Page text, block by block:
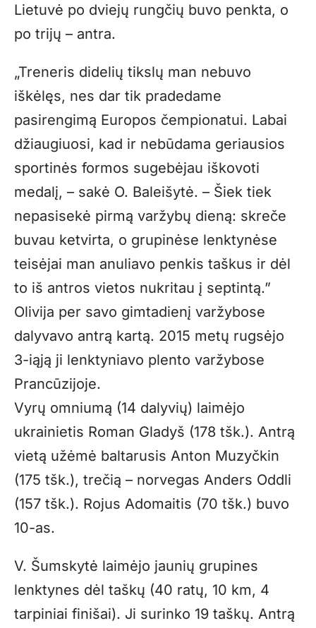
Lietuvė po dviejų rungčių buvo penkta, o
po trijų – antra.
„Treneris didelių tikslų man nebuvo
iškėlęs, nes dar tik pradedame
pasirengimą Europos čempionatui. Labai
džiaugiuosi, kad ir nebūdama geriausios
sportinės formos sugebėjau iškovoti
medalį, – sakė O. Baleišytė. – Šiek tiek
nepasisekė pirmą varžybų dieną: skreče
buvau ketvirta, o grupinėse lenktynėse
teisėjai man anuliavo penkis taškus ir dėl
to iš antros vietos nukritau į septintą.”
Olivija per savo gimtadienį varžybose
dalyvavo antrą kartą. 2015 metų rugsėjo
3-iąją ji lenktyniavo plento varžybose
Prancūzijoje.
Vyrų omniumą (14 dalyvių) laimėjo
ukrainietis Roman Gladyš (178 tšk.). Antrą
vietą užėmė baltarusis Anton Muzyčkin
(175 tšk.), trečią – norvegas Anders Oddli
(157 tšk.). Rojus Adomaitis (70 tšk.) buvo
10-as.
V. Šumskytė laimėjo jaunių grupines
lenktynes dėl taškų (40 ratų, 10 km, 4
tarpiniai finišai). Ji surinko 19 taškų. Antrą